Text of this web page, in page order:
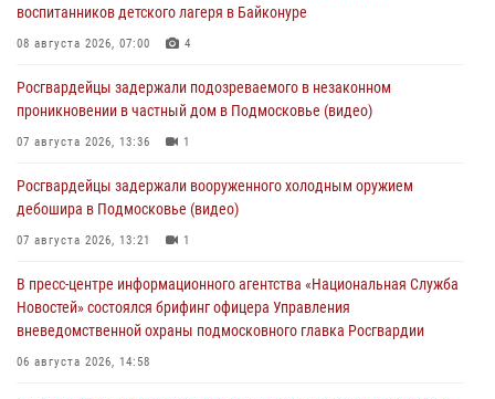
воспитанников детского лагеря в Байконуре
08 августа 2026, 07:00 4
Росгвардейцы задержали подозреваемого в незаконном
проникновении в частный дом в Подмосковье (видео)
07 августа 2026, 13:36 1
Росгвардейцы задержали вооруженного холодным оружием
дебошира в Подмосковье (видео)
07 августа 2026, 13:21 1
В пресс-центре информационного агентства «Национальная Служба
Новостей» состоялся брифинг офицера Управления
вневедомственной охраны подмосковного главка Росгвардии
06 августа 2026, 14:58